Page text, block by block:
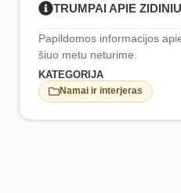
TRUMPAI APIE
Papildomos informacijos
šiuo metu neturime.
KATEGORIJA
Namai ir interjeras